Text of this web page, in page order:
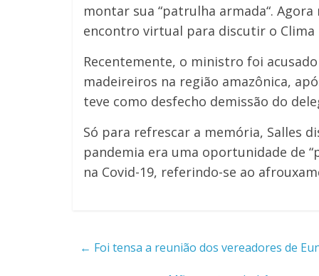
montar sua “patrulha armada“.
encontro virtual para discutir o Clima
Recentemente, o ministro foi
madeireiros na região amazônica,
teve como desfecho demissão do
Só para refrescar a memória, Salles
pandemia era uma oportunidade de
na Covid-19, referindo-se ao
← Foi tensa a reunião dos vereadores de